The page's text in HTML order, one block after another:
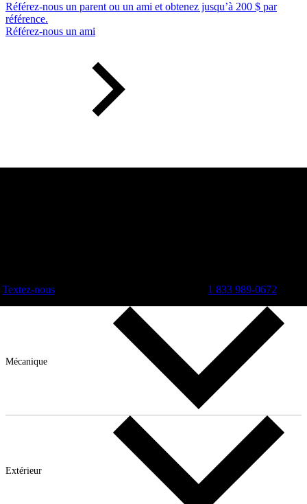
Référez-nous un parent ou un ami et obtenez jusqu’à 200 $ par
référence.
Référez-nous un ami
Textez-nous 1 833 989-0672
Mécanique
Extérieur